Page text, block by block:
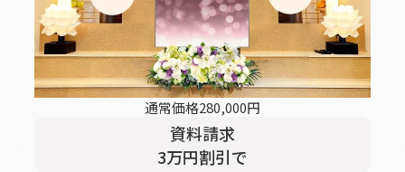
通常価格280,000円
資料請求
3万円割引で